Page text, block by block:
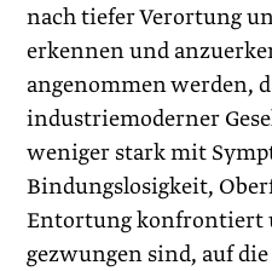
nach tiefer Verortung
erkennen und
angenommen werden,
industriemoderner
weniger stark mit
Bindungslosigkeit,
Entortung konfrontiert
gezwungen sind, auf